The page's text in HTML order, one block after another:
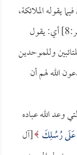
يقوله الملائكة،
[غافر:8] أي: يقول
وللموحدين
الله لهم أن
التي وعد الله عباده
عَلَى رُسُلِكَ [آل